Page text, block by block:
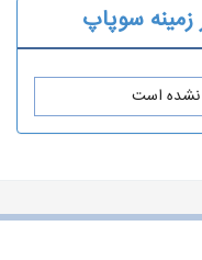
سوپاپ
نشده است